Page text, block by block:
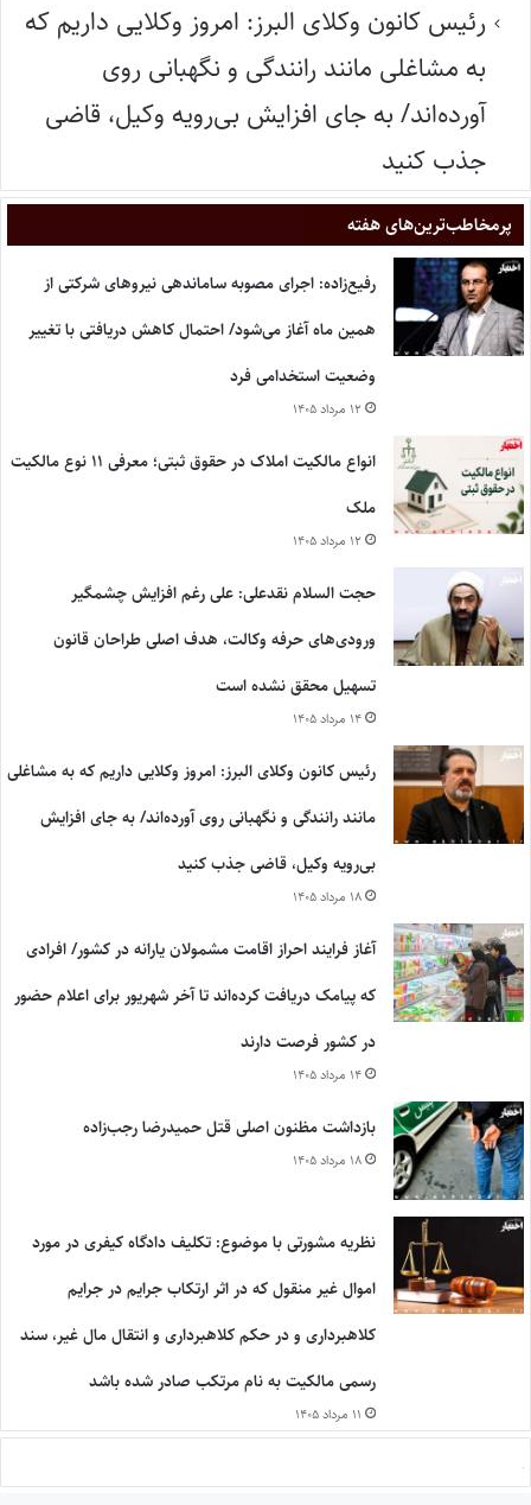
رئیس کانون وکلای البرز: امروز وکلایی داریم که
به مشاغلی مانند رانندگی و نگهبانی روی
آورده‌اند/ به جای افزایش بی‌رویه وکیل، قاضی
جذب کنید
پر‌مخاطب‌ترین‌های هفته
رفیع‌زاده: اجرای مصوبه ساماندهی نیروهای شرکتی از
همین ماه آغاز می‌شود/ احتمال کاهش دریافتی با تغییر
وضعیت استخدامی فرد
۱۲ مرداد ۱۴۰۵
انواع مالکیت املاک در حقوق ثبتی؛ معرفی ۱۱ نوع مالکیت
ملک
۱۲ مرداد ۱۴۰۵
حجت السلام نقدعلی: علی رغم افزایش چشمگیر
ورودی‌های حرفه وکالت، هدف اصلی طراحان قانون
تسهیل محقق نشده است
۱۴ مرداد ۱۴۰۵
رئیس کانون وکلای البرز: امروز وکلایی داریم که به مشاغلی
مانند رانندگی و نگهبانی روی آورده‌اند/ به جای افزایش
بی‌رویه وکیل، قاضی جذب کنید
۱۸ مرداد ۱۴۰۵
آغاز فرایند احراز اقامت مشمولان یارانه در کشور/ افرادی
که پیامک دریافت کرده‌اند تا آخر شهریور برای اعلام حضور
در کشور فرصت دارند
۱۴ مرداد ۱۴۰۵
بازداشت مظنون اصلی قتل حمیدرضا رجب‌زاده
۱۸ مرداد ۱۴۰۵
نظریه مشورتی با موضوع: تکلیف دادگاه کیفری در مورد
اموال غیر منقول که در اثر ارتکاب جرایم در جرایم
کلاهبرداری و در حکم کلاهبرداری و انتقال مال غیر، سند
رسمی مالکیت به نام مرتکب صادر شده باشد
۱۱ مرداد ۱۴۰۵